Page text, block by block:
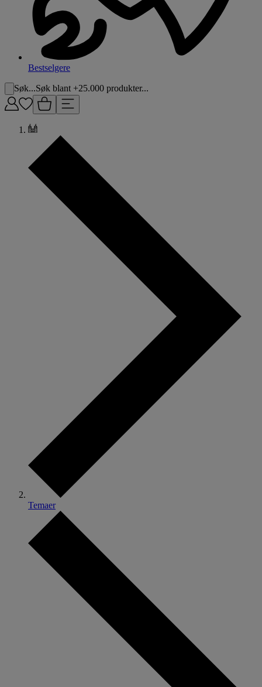
Bestselgere
Søk...Søk blant +25.000 produkter...
Temaer